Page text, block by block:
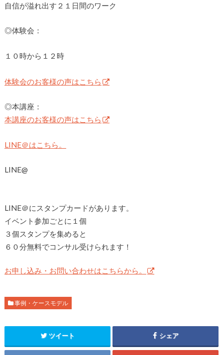
自信が溢れ出す２１日間のワーク
◎体験会：
１０時から１２時
体験会のお客様の声はこちら
◎本講座：
本講座のお客様の声はこちら
LINE＠はこちら。
LINE@
LINE＠にスタンプカードがあります。
イベント参加ごとに１個
３個スタンプを集めると
６０分無料でコンサル受けられます！
お申し込み・お問い合わせはこちらから。
事例・ケースモデル
ツイート シェア